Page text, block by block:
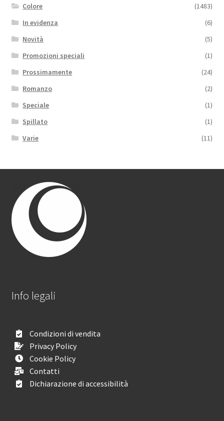
Colore
(1483)
In evidenza
(6)
Novità
(5)
Promozioni speciali
(1)
Prossimamente
(24)
Romanzo
(2)
Speciale
(1)
Spillato
(1)
Varie
(11)
Info legali
Condizioni di vendita
Privacy Policy
Cookie Policy
Contatti
Dichiarazione di accessibilità